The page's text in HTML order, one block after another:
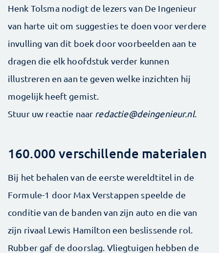
Henk Tolsma nodigt de lezers van De Ingenieur
van harte uit om suggesties te doen voor verdere
invulling van dit boek door voorbeelden aan te
dragen die elk hoofdstuk verder kunnen
illustreren en aan te geven welke inzichten hij
mogelijk heeft gemist.
Stuur uw reactie naar redactie@deingenieur.nl.
160.000 verschillende materialen
Bij het behalen van de eerste wereldtitel in de
Formule-1 door Max Verstappen speelde de
conditie van de banden van zijn auto en die van
zijn rivaal Lewis Hamilton een beslissende rol.
Rubber gaf de doorslag. Vliegtuigen hebben de